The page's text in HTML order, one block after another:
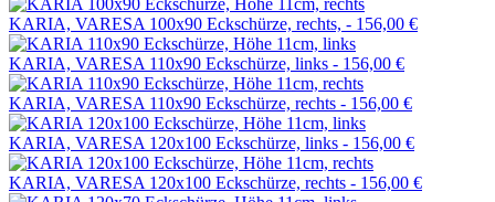
KARIA, VARESA 100x90 Eckschürze, rechts, - 156,00 €
KARIA, VARESA 110x90 Eckschürze, links - 156,00 €
KARIA, VARESA 110x90 Eckschürze, rechts - 156,00 €
KARIA, VARESA 120x100 Eckschürze, links - 156,00 €
KARIA, VARESA 120x100 Eckschürze, rechts - 156,00 €